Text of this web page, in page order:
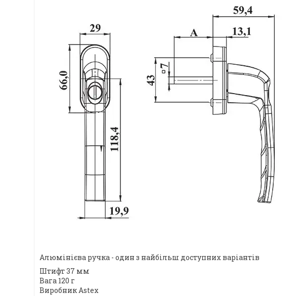
Алюмінієва ручка - один з найбільш доступних варіантів
Штифт 37 мм
Вага 120 г
Виробник Astex